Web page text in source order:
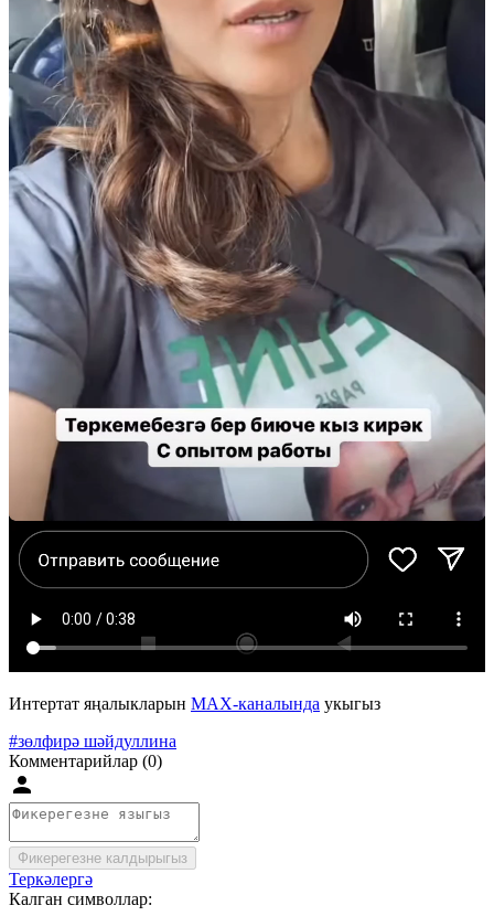
Интертат яңалыкларын MAX-каналында укыгыз
#зөлфирә шәйдуллина
Комментарийлар (0)
Фикерегезне калдырыгыз
Теркәлергә
Калган символлар: